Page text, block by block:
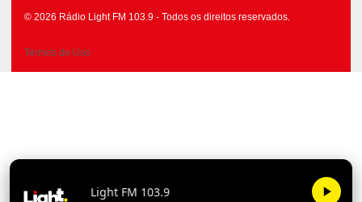
© 2026 Rádio Light FM 103.9 - Todos os direitos reservados.
Termos de Uso
Light FM 103.9